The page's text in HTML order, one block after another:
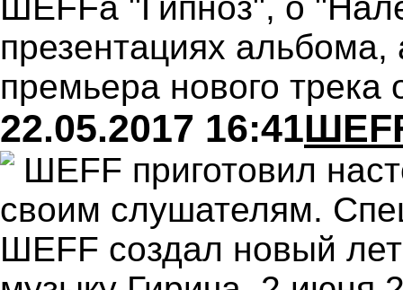
презентациях альбома,
премьера нового
22.05.2017 16:41
ШЕFF приготовил
своим слушателям.
ШЕFF создал новый